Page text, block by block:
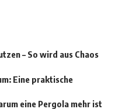
– So wird aus Chaos
Eine praktische
eine Pergola mehr ist